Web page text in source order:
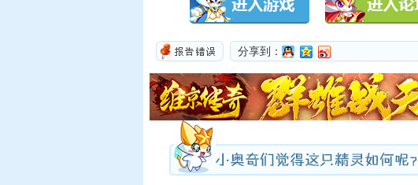
分享到：